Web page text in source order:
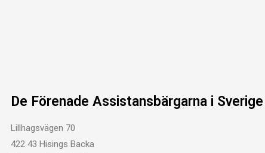
De Förenade Assistansbärgarna i
Lillhagsvägen 70
422 43 Hisings Backa